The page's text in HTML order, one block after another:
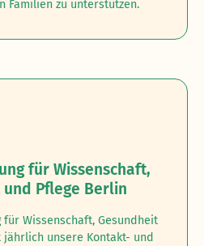
Familien zu unterstützen.
für Wissenschaft,
Pflege Berlin
für Wissenschaft, Gesundheit
unsere Kontakt- und